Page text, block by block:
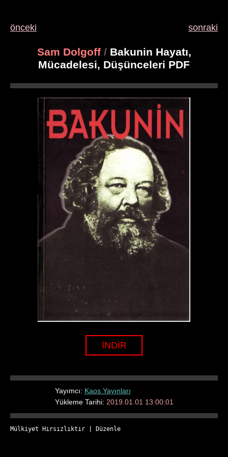
önceki sonraki
Sam Dolgoff /Bakunin Hayatı,
Mücadelesi, Düşünceleri PDF
İNDİR
Yayımcı: Kaos Yayınları
Yükleme Tarihi: 2019.01.01 13:00:01
Mülkiyet Hırsızlıktır Düzenle